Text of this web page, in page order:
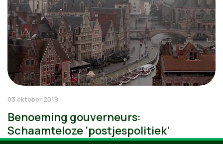
03 oktober 2019
Benoeming gouverneurs:
Schaamteloze ‘postjespolitiek’